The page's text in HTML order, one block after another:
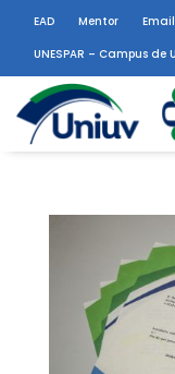
EAD Mentor Email
UNESPAR – Campus